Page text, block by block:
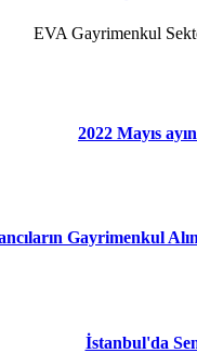
EVA Gayrimenkul
2022 Mayıs
Gayrimenkul
İstanbul'da